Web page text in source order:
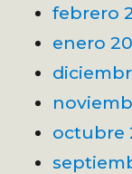
febrero
enero
octubre